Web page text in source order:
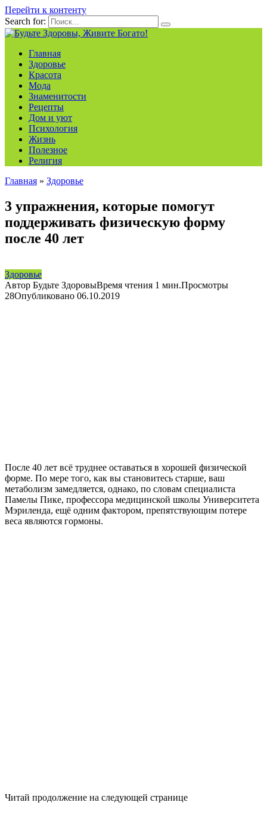
Перейти к контенту
Search for:
Главная
Здоровье
Красота
Мода
Знаменитости
Рецепты
Дом и уют
Психология
Жизнь
Полезное
Религия
Главная » Здоровье
3 упражнения, которые помогут
поддерживать физическую форму
после 40 лет
Здоровье
Автор Будьте ЗдоровыВремя чтения 1 мин.Просмотры
28Опубликовано 06.10.2019
После 40 лет всё труднее оставаться в хорошей физической
форме. По мере того, как вы становитесь старше, ваш
метаболизм замедляется, однако, по словам специалиста
Памелы Пике, профессора медицинской школы Университета
Мэриленда, ещё одним фактором, препятствующим потере
веса являются гормоны.
Читай продолжение на следующей странице